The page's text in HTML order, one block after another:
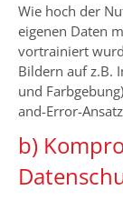
Wie hoch der
eigenen Daten
vortrainiert
Bildern auf z.B.
und
and-Error-
b)